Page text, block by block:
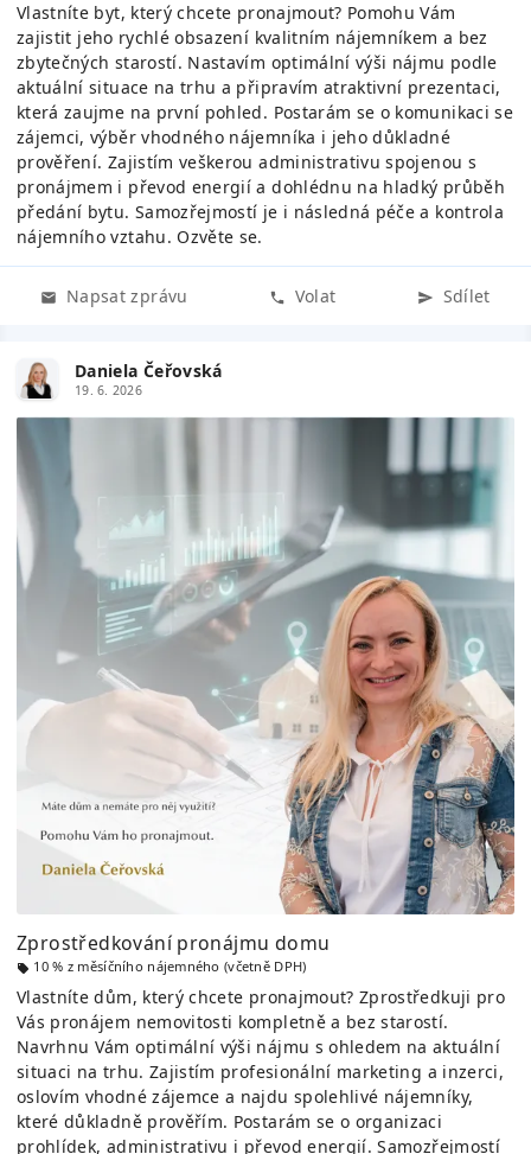
Vlastníte byt, který chcete pronajmout? Pomohu Vám
zajistit jeho rychlé obsazení kvalitním nájemníkem a bez
zbytečných starostí. Nastavím optimální výši nájmu podle
aktuální situace na trhu a připravím atraktivní prezentaci,
která zaujme na první pohled. Postarám se o komunikaci se
zájemci, výběr vhodného nájemníka i jeho důkladné
prověření. Zajistím veškerou administrativu spojenou s
pronájmem i převod energií a dohlédnu na hladký průběh
předání bytu. Samozřejmostí je i následná péče a kontrola
nájemního vztahu. Ozvěte se.
Napsat zprávu Volat Sdílet
Daniela Čeřovská
19. 6. 2026
Zprostředkování pronájmu domu
10 % z měsíčního nájemného (včetně DPH)
Vlastníte dům, který chcete pronajmout? Zprostředkuji pro
Vás pronájem nemovitosti kompletně a bez starostí.
Navrhnu Vám optimální výši nájmu s ohledem na aktuální
situaci na trhu. Zajistím profesionální marketing a inzerci,
oslovím vhodné zájemce a najdu spolehlivé nájemníky,
které důkladně prověřím. Postarám se o organizaci
prohlídek, administrativu i převod energií. Samozřejmostí